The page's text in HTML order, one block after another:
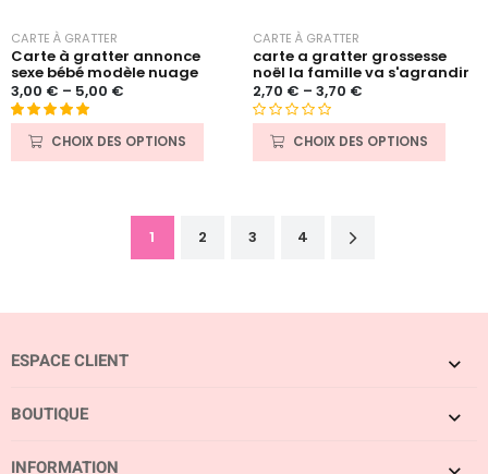
CARTE À GRATTER
Carte à gratter annonce
sexe bébé modèle nuage
3,00 € – 5,00 €
Noté 5.00
sur 5 basé
CHOIX DES OPTIONS
CARTE À GRATTER
carte a gratter grossesse
noël la famille va s'agrandir
2,70 € – 3,70 €
s
5
CHOIX DES OPTIONS
1 2 3 4
ESPACE CLIENT
BOUTIQUE
INFORMATION